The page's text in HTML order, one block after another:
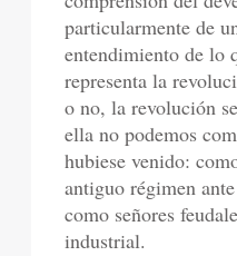
particularmente de
entendimiento de lo
representa la
o no, la revolución
ella no podemos
hubiese venido:
antiguo régimen
como señores
industrial.